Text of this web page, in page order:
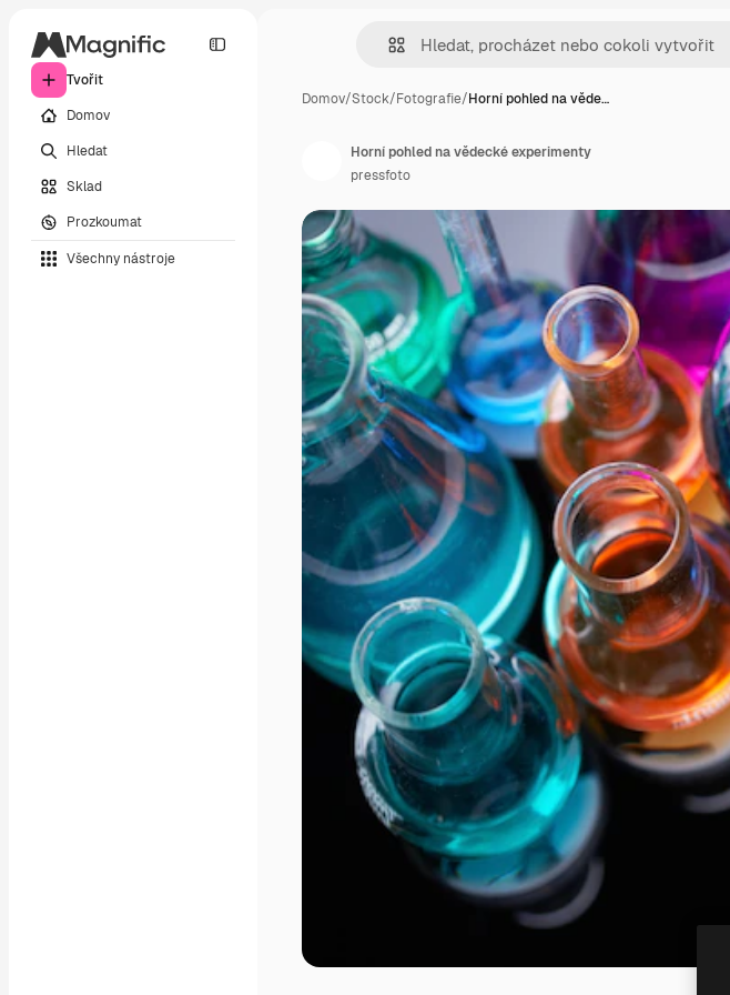
Tvořit
Domov
Hledat
Sklad
Prozkoumat
Všechny nástroje
Domov/Stock/Fotografie/Horní pohled na věde…
Horní pohled na vědecké experimenty
pressfoto